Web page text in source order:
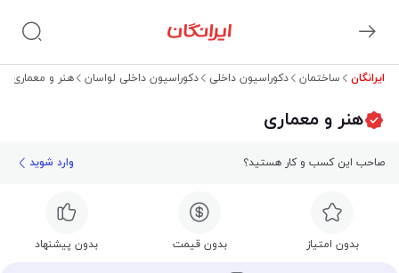
ایرانگان ساختمان دکوراسیون داخلی دکوراسیون داخلی لواسان هنر و معماری
هنر و معماری
صاحب این کسب و کار هستید؟ وارد شوید
بدون امتیاز بدون قیمت بدون پیشنهاد